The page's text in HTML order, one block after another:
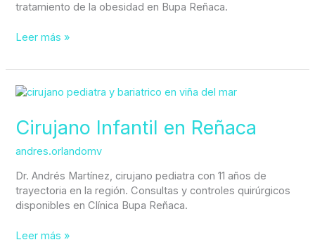
tratamiento de la obesidad en Bupa Reñaca.
Leer más »
Cirujano Infantil en Reñaca
andres.orlandomv
Dr. Andrés Martínez, cirujano pediatra con 11 años de
trayectoria en la región. Consultas y controles quirúrgicos
disponibles en Clínica Bupa Reñaca.
Cirujano
en
Reñaca
Leer más »